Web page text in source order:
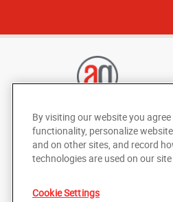
By visiting our website you
functionality, personalize
and on other sites, and record
technologies are used on our
Cookie Settings